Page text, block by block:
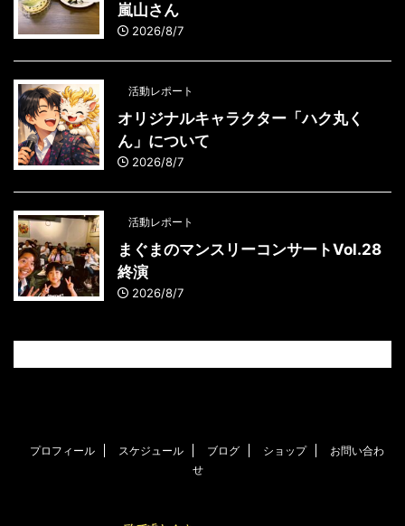
嵐山さん
2026/8/7
活動レポート
オリジナルキャラクター「ハク丸く
ん」について
2026/8/7
活動レポート
まぐまのマンスリーコンサートVol.28
終演
2026/8/7
プロフィール スケジュール ブログ ショップ
お問い合わ
せ